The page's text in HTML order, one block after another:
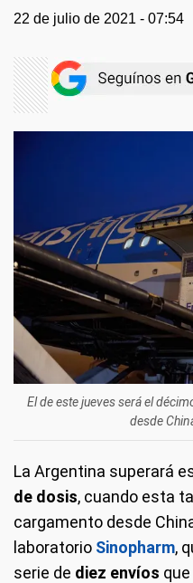
22 de julio de 2021 - 07:54
El de este jueves será el
desde
La Argentina superará
de dosis, cuando esta
cargamento desde
laboratorio Sinopharm,
serie de diez envíos